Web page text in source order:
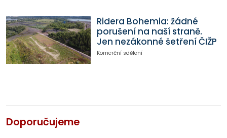
Ridera Bohemia: žádné
porušení na naší straně.
Jen nezákonné šetření ČIŽP
Komerční sdělení
Doporučujeme